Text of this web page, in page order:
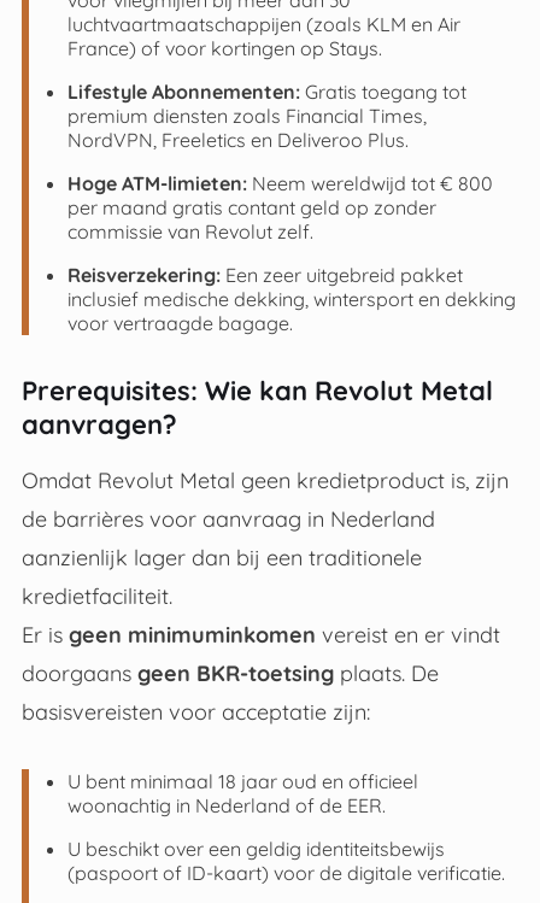
luchtvaartmaatschappijen (zoals KLM en Air
France) of voor kortingen op Stays.
Lifestyle Abonnementen:Gratis toegang tot
premium diensten zoals Financial Times,
NordVPN, Freeletics en Deliveroo Plus.
Hoge ATM-limieten:Neem wereldwijd tot € 800
per maand gratis contant geld op zonder
commissie van Revolut zelf.
Reisverzekering:Een zeer uitgebreid pakket
inclusief medische dekking, wintersport en dekking
voor vertraagde bagage.
Prerequisites: Wie kan Revolut Metal
aanvragen?
Omdat Revolut Metal geen kredietproduct is, zijn
de barrières voor aanvraag in Nederland
aanzienlijk lager dan bij een traditionele
kredietfaciliteit.
Er is geen minimuminkomen vereist en er vindt
doorgaans geen BKR-toetsingplaats. De
basisvereisten voor acceptatie zijn:
U bent minimaal 18 jaar oud en officieel
woonachtig in Nederland of de EER.
U beschikt over een geldig identiteitsbewijs
(paspoort of ID-kaart) voor de digitale verificatie.